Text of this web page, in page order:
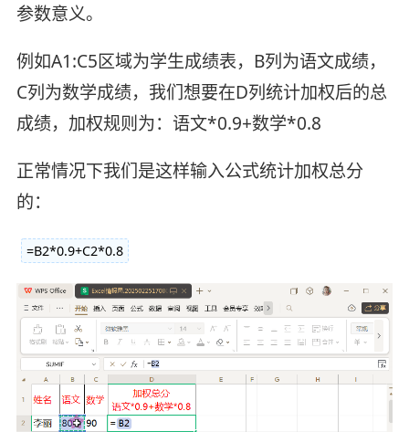
参数意义。
例如A1:C5区域为学生成绩表，B列为语文成绩，
C列为数学成绩，我们想要在D列统计加权后的总
成绩，加权规则为：语文*0.9+数学*0.8
正常情况下我们是这样输入公式统计加权总分
的：
=B2*0.9+C2*0.8